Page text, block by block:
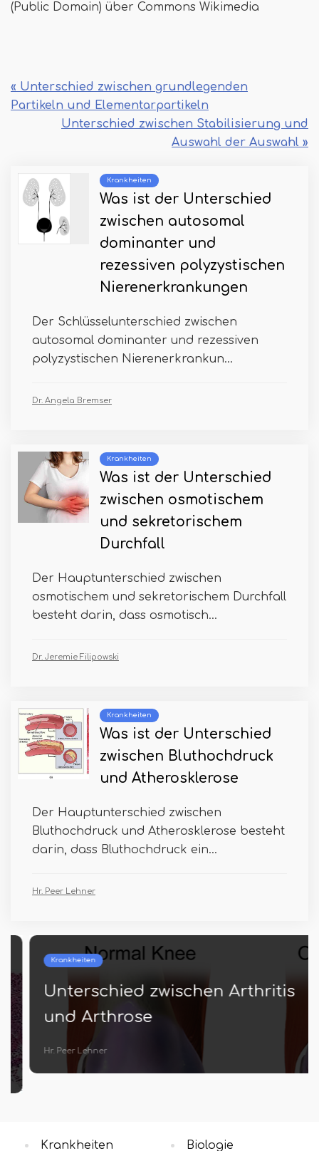
(Public Domain) über Commons Wikimedia
« Unterschied zwischen grundlegenden
Partikeln und Elementarpartikeln
Unterschied zwischen Stabilisierung und
Auswahl der Auswahl »
Krankheiten
Was ist der Unterschied
zwischen autosomal
dominanter und
rezessiven polyzystischen
Nierenerkrankungen
Der Schlüsselunterschied zwischen
autosomal dominanter und rezessiven
polyzystischen Nierenerkrankun...
Dr. Angela Bremser
Krankheiten
Was ist der Unterschied
zwischen osmotischem
und sekretorischem
Durchfall
Der Hauptunterschied zwischen
osmotischem und sekretorischem Durchfall
besteht darin, dass osmotisch...
Dr. Jeremie Filipowski
Krankheiten
Was ist der Unterschied
zwischen Bluthochdruck
und Atherosklerose
Der Hauptunterschied zwischen
Bluthochdruck und Atherosklerose besteht
darin, dass Bluthochdruck ein...
Hr. Peer Lehner
Krankheiten
Unterschied zwischen Arthritis
und Arthrose
Hr. Peer Lehner
Krankheiten Biologie